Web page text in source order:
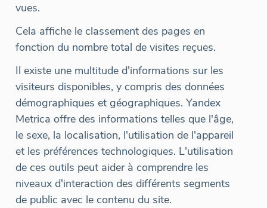
vues.
Cela affiche le classement des pages en
fonction du nombre total de visites reçues.
Il existe une multitude d'informations sur les
visiteurs disponibles, y compris des données
démographiques et géographiques. Yandex
Metrica offre des informations telles que l'âge,
le sexe, la localisation, l'utilisation de l'appareil
et les préférences technologiques. L'utilisation
de ces outils peut aider à comprendre les
niveaux d'interaction des différents segments
de public avec le contenu du site.